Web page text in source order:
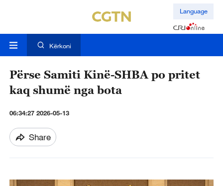
Language
Kërkoni
Përse Samiti Kinë-SHBA po pritet
kaq shumë nga bota
06:34:27 2026-05-13
Share